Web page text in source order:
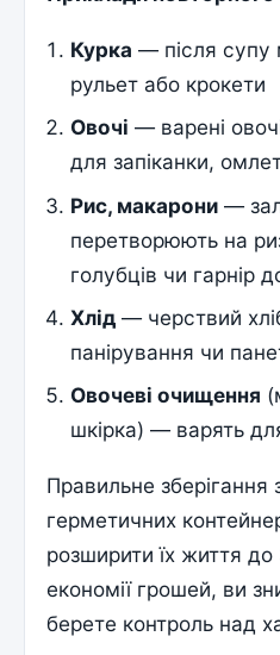
Курка — після супу
рульет або крокети
Овочі — варені
для запіканки,
Рис, макарони —
перетворюють на
голубців чи гарнір
Хлід — черствий
панірування чи
Овочеві очищення
шкірка) — варять
Правильне зберігання
герметичних
розширити їх життя до
економії грошей, ви
берете контроль над